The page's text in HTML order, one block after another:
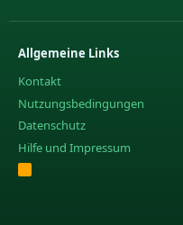
Allgemeine Links
Kontakt
Nutzungsbedingungen
Datenschutz
Hilfe und Impressum
R